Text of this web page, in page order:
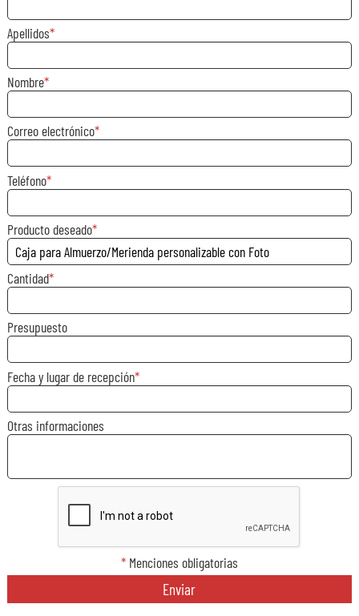
Apellidos
Nombre
Correo electrónico
Teléfono
Producto deseado
Cantidad
Presupuesto
Fecha y lugar de recepción
Otras informaciones
*Menciones obligatorias
Enviar